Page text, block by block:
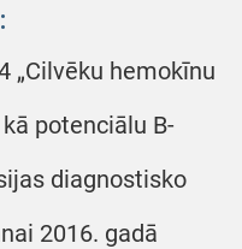
„Cilvēku hemokīnu
kā potenciālu B-
diagnostisko
2016. gadā